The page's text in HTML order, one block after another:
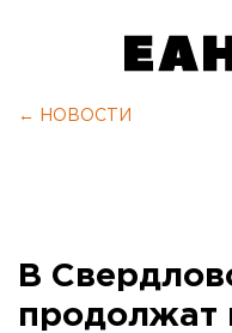
← НОВОСТИ
В
продолжат